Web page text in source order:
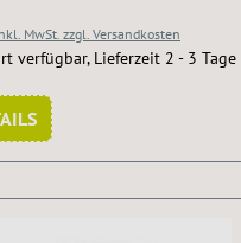
wird sofort erheblich
Zur Inhalation mit Wasser
MwSt. zzgl. Versandkosten
verfügbar, Lieferzeit 2 - 3 Tage